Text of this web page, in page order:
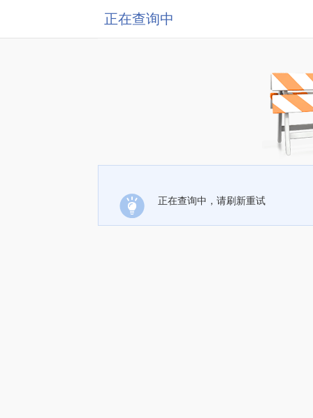
正在查询中
正在查询中，请刷新重试